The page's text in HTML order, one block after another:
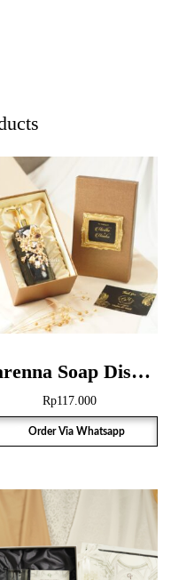
Varenna Soap Dispenser Giftbox
Rp117.000
Order Via Whatsapp